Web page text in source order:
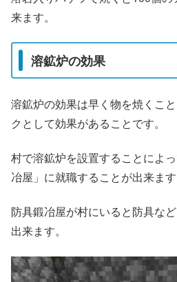
来ます。
溶鉱炉の効果
溶鉱炉の効果は早く物を焼くこ
クとして効果があることです。
村で溶鉱炉を設置することによ
冶屋」に就職することが出来ます
防具鍛冶屋が村にいると防具な
出来ます。